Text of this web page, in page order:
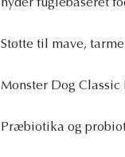
nyder fuglebaseret
Støtte til mave,
Monster Dog
Præbiotika og